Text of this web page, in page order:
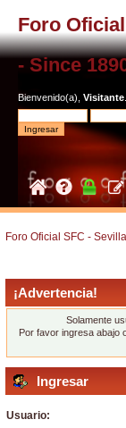
Foro
- Since
Bienvenido(a), Visitante
Foro Oficial SFC -
¡Advertencia!
Solamente
Por favor ingresa abajo
Ingresar
Usuario: